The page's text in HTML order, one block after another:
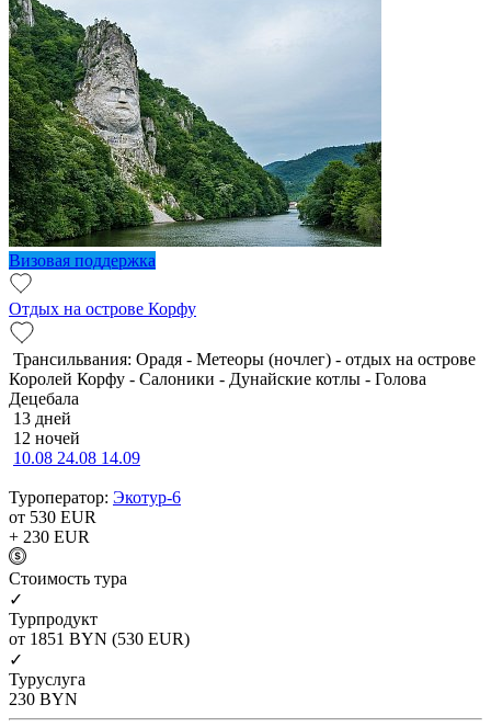
Визовая поддержка
Отдых на острове Корфу
Трансильвания: Орадя - Метеоры (ночлег) - отдых на острове
Королей Корфу - Салоники - Дунайские котлы - Голова
Децебала
13 дней
12 ночей
10.08 24.08 14.09
Туроператор: Экотур-6
от 530 EUR
+ 230 EUR
Cтоимость тура
✓
Турпродукт
от 1851 BYN (530 EUR)
✓
Туруслуга
230 BYN